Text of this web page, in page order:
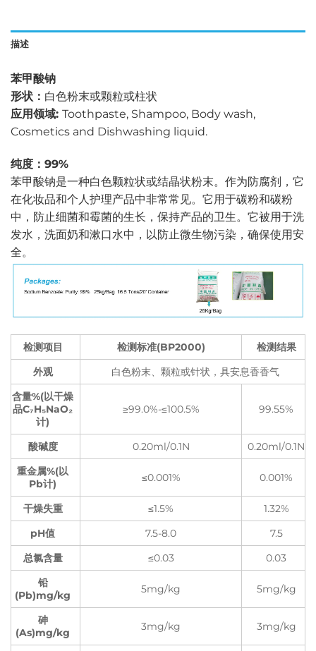
描述
苯甲酸钠
形状： 白色粉末或颗粒或柱状
应用领域: Toothpaste, Shampoo, Body wash,
Cosmetics and Dishwashing liquid.
纯度：99%
苯甲酸钠是一种白色颗粒状或结晶状粉末。作为防腐剂，它
在化妆品和个人护理产品中非常常见。它用于碳粉和碳粉
中，防止细菌和霉菌的生长，保持产品的卫生。它被用于洗
发水，洗面奶和漱口水中，以防止微生物污染，确保使用安
全。
检测项目 检测标准(BP2000)
检测结果
外观
白色粉末、颗粒或针状，具安息香香气
含量%(以干燥
品C₇H₅NaO₂
计)
≥99.0%-≤100.5% 99.55%
酸碱度 0.20ml/0.1N
0.20ml/0.1N
重金属%(以
Pb计)
≤0.001% 0.001%
干燥失重 ≤1.5%
1.32%
pH值
7.5-8.0
7.5
总氯含量
≤0.03
0.03
铅
(Pb)mg/kg
5mg/kg 5mg/kg
砷
(As)mg/kg
3mg/kg 3mg/kg